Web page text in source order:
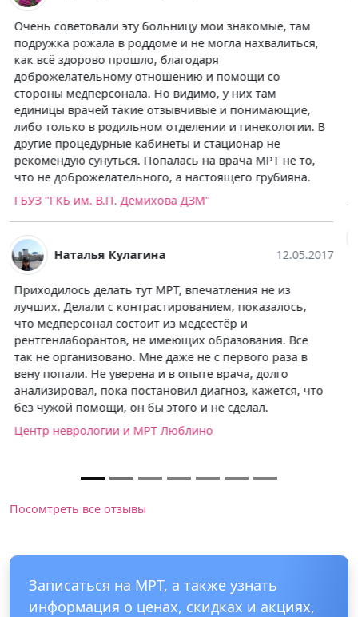
Выражаю признательность и благодарность врачам
клиники, мой папа железнодорожник и
соответственно, когда случилась со мной беда,
отправились именно в эту клинику. Впервые увидела
такой огромный аппарат для диагностики, мне нужно
было сделать КТ лёгких. Но медсестра просто умница,
рассказала, поддержала, благодаря ей было очень
комфортно и не страшно. СПАСИБО.
Дорожная клиническая больница им Н.А. Семашко на
ст. Люблино ОАО "РЖД"
Делали сыну в этом центре МРТ тазобедренных
суставов (ставили дисплазию в годовалом возрасте).
Очень понравилось отношение персонала к
маленьким пациентам, сын абсолютно без страха
пошел на сканирование и пролежал неподвижно все
20 минут. Еще очень приятно было получить скидку
(как раз была акция на исследование двух суставов).
Спасибо Вам за отношение, буду рекомендовать
центр знакомым.
Центр магнитно-резонансной томографии «Мы и
Посомтреть все отзывы
Записаться на МРТ, а также узнать
информация о ценах, скидках и акциях,